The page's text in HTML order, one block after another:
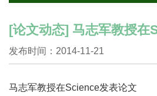
[论文动态] 马志军教授在
发布时间：2014-11-21
马志军教授在Science发表论文